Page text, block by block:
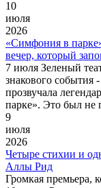
10
июля
2026
«Симфония в
вечер, который
7 июля Зеленый
знакового события
прозвучала
парке». Это был не
9
июля
2026
Четыре стихии и
Аллы Рид
Громкая премьера,